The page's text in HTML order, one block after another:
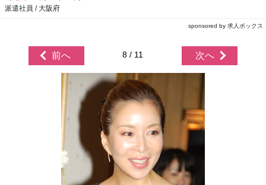
派遣社員 / 大阪府
sponsored by 求人ボックス
前へ 8 / 11 次へ